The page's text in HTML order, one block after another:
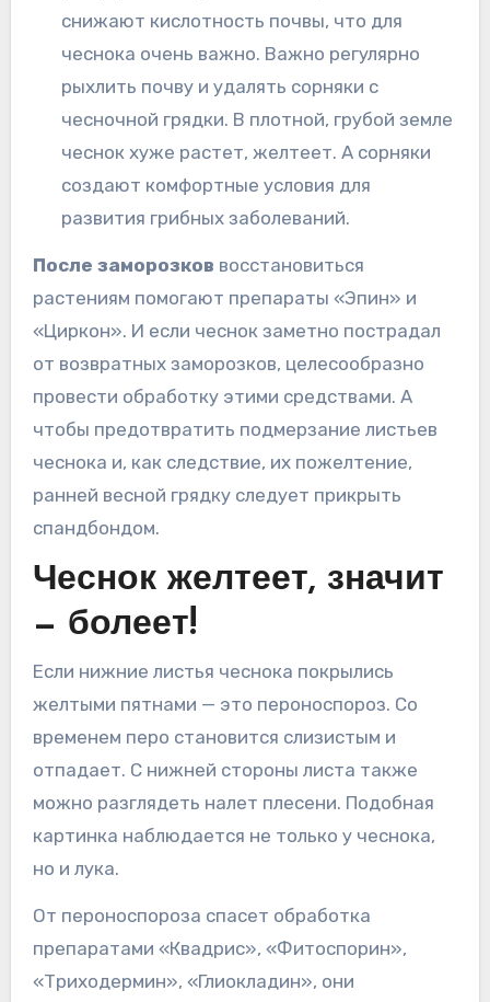
снижают кислотность почвы, что для
чеснока очень важно. Важно регулярно
рыхлить почву и удалять сорняки с
чесночной грядки. В плотной, грубой земле
чеснок хуже растет, желтеет. А сорняки
создают комфортные условия для
развития грибных заболеваний.
После заморозков восстановиться
растениям помогают препараты «Эпин» и
«Циркон». И если чеснок заметно пострадал
от возвратных заморозков, целесообразно
провести обработку этими средствами. А
чтобы предотвратить подмерзание листьев
чеснока и, как следствие, их пожелтение,
ранней весной грядку следует прикрыть
спандбондом.
Чеснок желтеет, значит
— болеет!
Если нижние листья чеснока покрылись
желтыми пятнами — это пероноспороз. Со
временем перо становится слизистым и
отпадает. С нижней стороны листа также
можно разглядеть налет плесени. Подобная
картинка наблюдается не только у чеснока,
но и лука.
От пероноспороза спасет обработка
препаратами «Квадрис», «Фитоспорин»,
«Триходермин», «Глиокладин», они